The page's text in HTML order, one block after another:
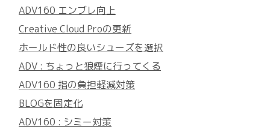
ADV160 エンブレ向上
Creative Cloud Proの更新
ホールド性の良いシューズを選択
ADV : ちょっと狼煙に行ってくる
ADV160 指の負担軽減対策
BLOGを固定化
ADV160 : シミー対策